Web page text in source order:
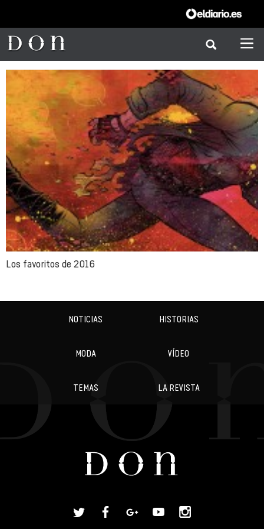
Los favoritos de 2016
NOTICIAS HISTORIAS
MODA VÍDEO
TEMAS LA REVISTA